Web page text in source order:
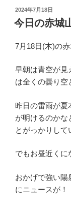
投
稿
日:
2024年7月18日
今日の赤城
7月18日(木)の赤
早朝は青空が見
は全くの曇り空
昨日の雷雨が夏
が明けるのかな
とがっかりして
でもお昼近くに
おかげで強い
にニュースが！